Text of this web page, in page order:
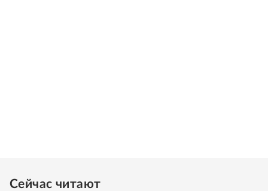
Сейчас читают